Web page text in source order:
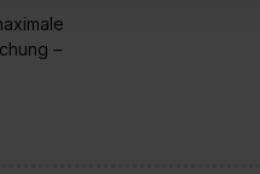
in die USA (Art. 49 Abs. 1
– Schrems II). Du kannst
–